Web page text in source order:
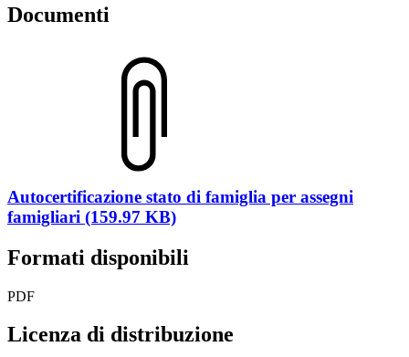
Documenti
Autocertificazione stato di famiglia per assegni
famigliari (159.97 KB)
Formati disponibili
PDF
Licenza di distribuzione